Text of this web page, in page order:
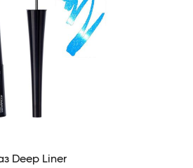
Deep Liner